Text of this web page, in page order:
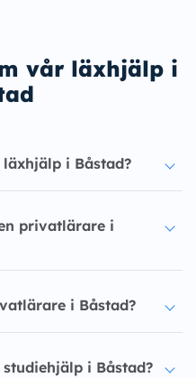
vår läxhjälp i
i Båstad?
privatlärare i
i Båstad?
i Båstad?